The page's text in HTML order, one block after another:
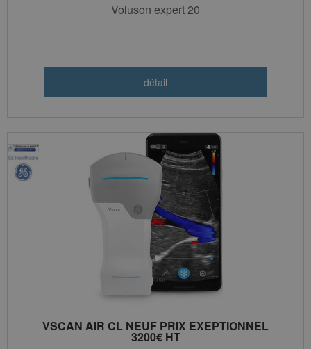
Voluson expert 20
VSCAN AIR CL NEUF PRIX EXEPTIONNEL
3200€ HT